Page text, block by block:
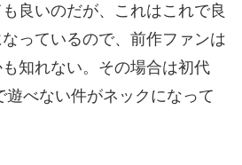
良いのだが、これはこれで良
っているので、前作ファンは
知れない。その場合は初代
遊べない件がネックになって